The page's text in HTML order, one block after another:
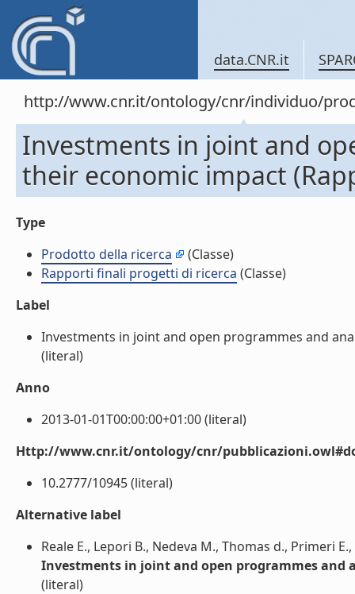
data.CNR.it
http://www.cnr.it/ontology/cnr/individuo/
Investments in joint and
their economic impact
Type
Prodotto della ricerca
(Classe)
Rapporti finali progetti di ricerca (Classe)
Label
Investments in joint and open programmes and
(literal)
Anno
2013-01-01T00:00:00+01:00 (literal)
Http://www.cnr.it/ontology/cnr/
10.2777/10945 (literal)
Alternative label
Reale E., Lepori B., Nedeva M., Thomas d., Primeri
Investments in joint and open programmes and
(literal)